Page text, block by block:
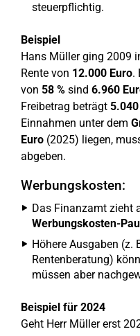
steuerpflichtig.
Beispiel
Hans Müller ging 2009
Rente von 12.000 Euro.
von 58 % sind 6.960
Freibetrag beträgt
Einnahmen unter dem
Euro (2025) liegen,
abgeben.
Werbungskosten:
Das Finanzamt zieht
Werbungskosten-
Höhere Ausgaben (z.
Rentenberatung)
müssen aber
Beispiel für 2024
Geht Herr Müller erst